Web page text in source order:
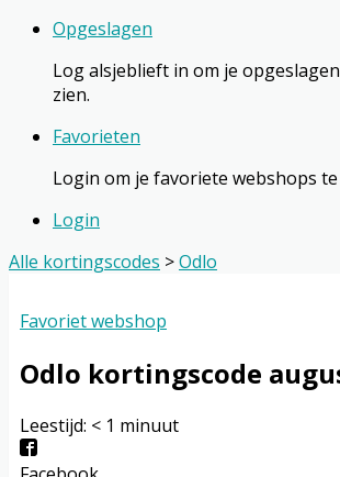
Opgeslagen
Log alsjeblieft in om je
zien.
Favorieten
Login om je favoriete webshops
Login
Alle kortingscodes >Odlo
Favoriet webshop
Odlo kortingscode
Leestijd: < 1 minuut